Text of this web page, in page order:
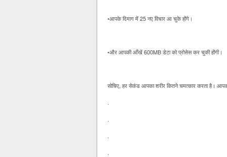
•आपके दिमाग में 25 नए विचार आ चुके होंगे।
•और आपकी आँखें 600MB डेटा को प्रोसेस कर चुकी होंगी।
सोचिए, हर सेकंड आपका शरीर कितने चमत्कार करता है।
.
.
.
.